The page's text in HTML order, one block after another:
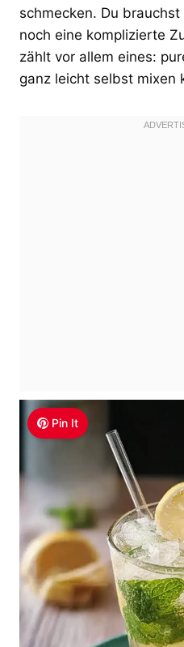
schmecken. Du
noch eine komplizierte
zählt vor allem eines:
ganz leicht selbst mixen
Pin It